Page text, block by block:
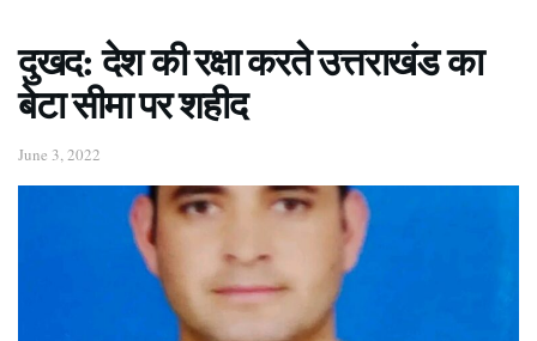
दुखद: देश की रक्षा करते उत्तराखंड का
बेटा सीमा पर शहीद
June 3, 2022